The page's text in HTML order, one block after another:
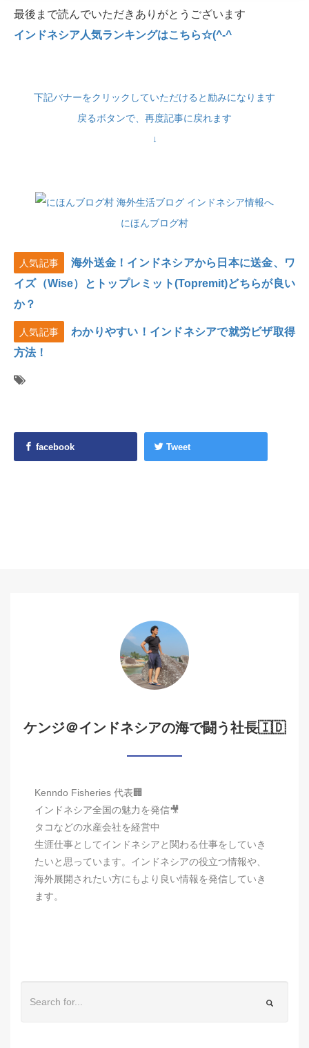
最後まで読んでいただきありがとうございます
インドネシア人気ランキングはこちら☆(^-^
下記バナーをクリックしていただけると励みになります
戻るボタンで、再度記事に戻れます
↓
にほんブログ村
人気記事
海外送金！インドネシアから日本に送金、ワ
イズ（Wise）とトップレミット(Topremit)どちらが良い
か？
人気記事
わかりやすい！インドネシアで就労ビザ取得
方法！
facebook Tweet
ケンジ＠インドネシアの海で闘う社長🇮🇩
Kenndo Fisheries 代表🏢
インドネシア全国の魅力を発信🎥
タコなどの水産会社を経営中
生涯仕事としてインドネシアと関わる仕事をしていき
たいと思っています。インドネシアの役立つ情報や、
海外展開されたい方にもより良い情報を発信していき
ます。